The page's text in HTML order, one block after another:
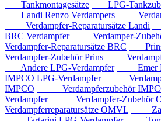
Tankmontagesätze
LPG-
Landi Renzo Verdampers
Verdampfer-Reparatursätze Landi
BRC Verdampfer
Verdamper-
Verdampfer-Reparatursätze BRC
Prins
Verdampfer-Zubehör Prins
Andere LPG-Verdampfer
Emer
IMPCO LPG-Verdampfer
IMPCO
Verdampferzubehör
Verdampfer
Verdampfer-Zubehör
Verdampferreparatursätze OMVL